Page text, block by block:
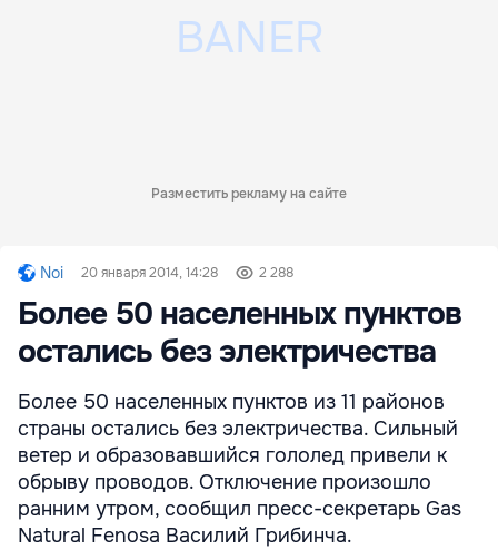
Разместить рекламу на сайте
Noi 20 января 2014, 14:28 2 288
Более 50 населенных пунктов
остались без электричества
Более 50 населенных пунктов из 11 районов
страны остались без электричества. Сильный
ветер и образовавшийся гололед привели к
обрыву проводов. Отключение произошло
ранним утром, сообщил пресс-секретарь Gas
Natural Fenosa Василий Грибинча.